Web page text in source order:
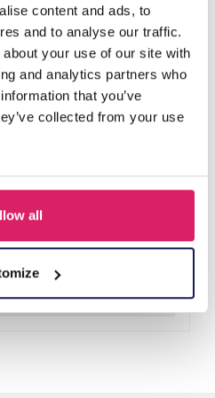
content and ads, to
and to analyse our traffic.
your use of our site with
and analytics partners who
that you’ve
collected from your use
all
Bracelet Set for Kids